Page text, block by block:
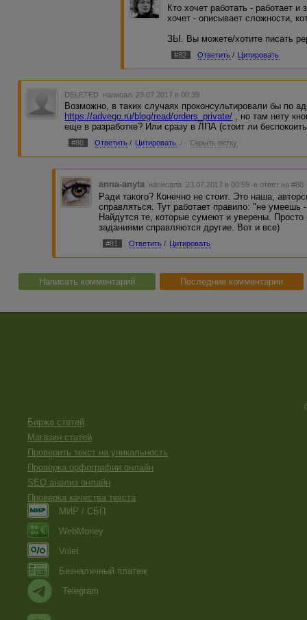
Кто хочет работать - работает
хочет - описывает сложности,
ЗЫ. Вы можете/хотите писать
#82 Ответить / Цитировать
DELETED написал 23.07.2017 в 00:39
Возможно, в таких случаях проконсультировали бы по
https://advego.ru/blog/read/orders_private/ , но там нету
еще в разработке? Или сразу в ЛПА (стоит ли
#80 Ответить / Цитировать / Скрыть ветку
anna-anyta написала 23.07.2017 в 00:59 в ответ на #80
Ради такого? Конечно не стоит. Это наша,
справляться. Тут работает правило: "не
Найдутся те, которые сумеют и уверены.
заданиями справляются другие. Вот и все)
#81 Ответить / Цитировать
Написать комментарий Последние комментарии
Биржа статей
Магазин статей
Проверить текст на уникальность
Проверка орфографии онлайн
SEO анализ онлайн
Проверка качества текста
МИР / СБП
WebMoney
Volet
Безналичный платеж
Telegram